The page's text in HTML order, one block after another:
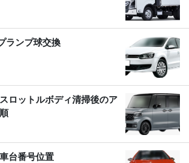
ランプ球交換
ロットルボディ清掃後のア
台番号位置